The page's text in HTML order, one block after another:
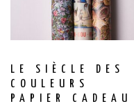
LE SIÈCLE DES
COULEURS
PAPIER CADEAU